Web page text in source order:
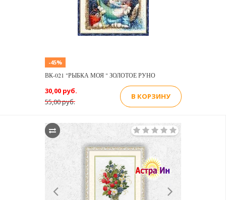
-45%
ВК-021 "РЫБКА МОЯ " ЗОЛОТОЕ РУНО
55,00 руб.
30,00 руб.
В КОРЗИНУ
Previous